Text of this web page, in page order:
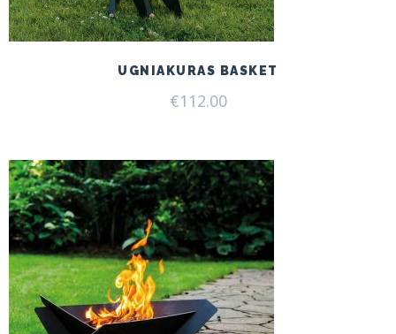
UGNIAKURAS BASKET
€112.00